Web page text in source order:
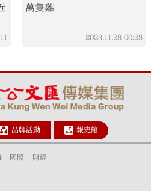
萬隻雞
2023.11.28 00:28
品牌活動 報史館
國際 財經